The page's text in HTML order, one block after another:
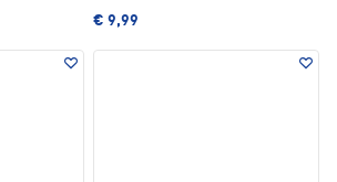
€ 9,99